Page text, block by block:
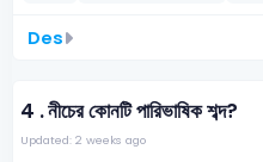
Des
4 .নীচের কোনটি পারিভাষিক শব্দ?
Updated: 2 weeks ago